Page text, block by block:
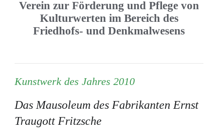
Verein zur Förderung und Pflege von
Kulturwerten im Bereich des
Friedhofs- und Denkmalwesens
Kunstwerk des Jahres 2010
Das Mausoleum des Fabrikanten Ernst
Traugott Fritzsche